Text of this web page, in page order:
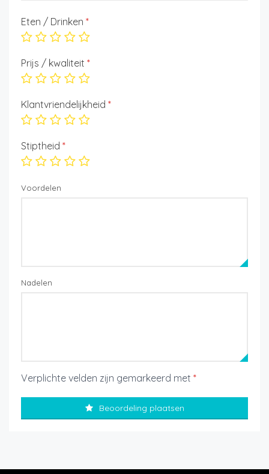
Eten / Drinken *
Prijs / kwaliteit *
Klantvriendelijkheid *
Stiptheid *
Voordelen
Nadelen
Verplichte velden zijn gemarkeerd met *
Beoordeling plaatsen